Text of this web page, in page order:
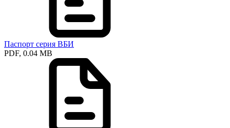
Паспорт серия ВБИ
PDF, 0.04 MB